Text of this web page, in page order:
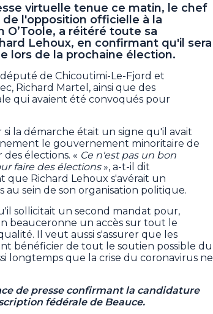
virtuelle tenue ce matin, le chef
l'opposition officielle à la
O’Toole, a réitéré toute sa
Lehoux, en confirmant qu'il sera
lors de la prochaine élection.
de Chicoutimi-Le-Fjord et
Richard Martel, ainsi que des
qui avaient été convoqués pour
la démarche était un signe qu'il avait
le gouvernement minoritaire de
élections. « Ce n'est pas un bon
faire des élections», a-t-il dit
Richard Lehoux s'avérait un
sein de son organisation politique.
sollicitait un second mandat pour,
beauceronne un accès sur tout le
Il veut aussi s'assurer que les
bénéficier de tout le soutien possible du
longtemps que la crise du coronavirus ne
de presse confirmant la candidature
fédérale de Beauce.